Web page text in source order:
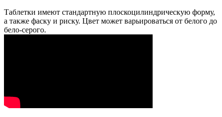
Таблетки имеют стандартную плоскоцилиндрическую форму,
а также фаску и риску. Цвет может варьироваться от белого до
бело-серого.